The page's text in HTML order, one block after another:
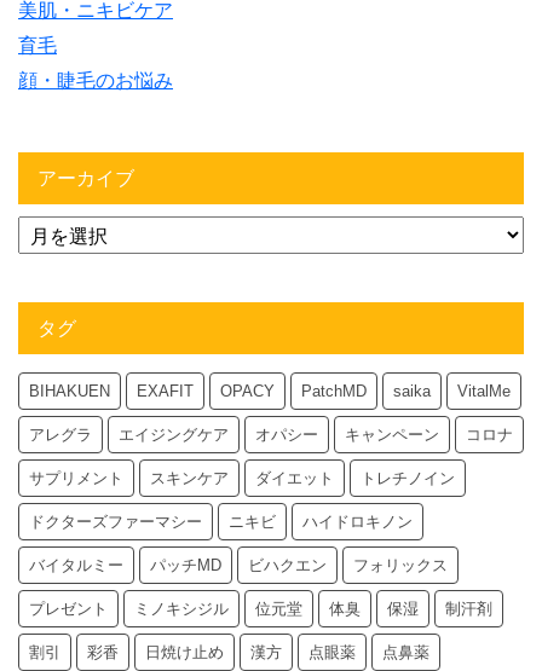
美肌・ニキビケア
育毛
顔・睫毛のお悩み
アーカイブ
タグ
BIHAKUEN EXAFIT OPACY PatchMD saika VitalMe
アレグラ エイジングケア オパシー キャンペーン コロナ
サプリメント スキンケア ダイエット トレチノイン
ドクターズファーマシー ニキビ ハイドロキノン
バイタルミー パッチMD ビハクエン フォリックス
プレゼント ミノキシジル 位元堂 体臭 保湿 制汗剤
割引 彩香 日焼け止め 漢方 点眼薬 点鼻薬